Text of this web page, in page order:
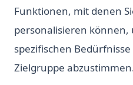
Funktionen, mit denen
personalisieren
spezifischen
Zielgruppe